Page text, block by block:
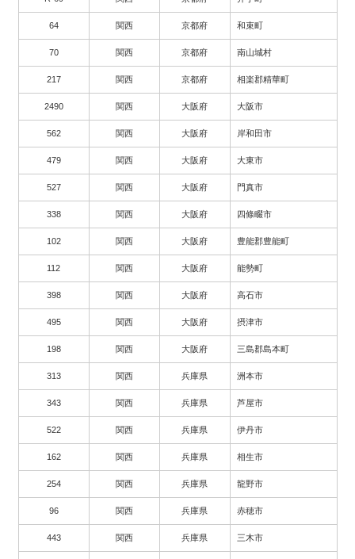
64 関西 京都府 和束町
70 関西 京都府 南山城村
217 関西 京都府 相楽郡精華町
2490 関西 大阪府 大阪市
562 関西 大阪府 岸和田市
479 関西 大阪府 大東市
527 関西 大阪府 門真市
338 関西 大阪府 四條畷市
102 関西 大阪府 豊能郡豊能町
112 関西 大阪府 能勢町
398 関西 大阪府 高石市
495 関西 大阪府 摂津市
198 関西 大阪府 三島郡島本町
313 関西 兵庫県 洲本市
343 関西 兵庫県 芦屋市
522 関西 兵庫県 伊丹市
162 関西 兵庫県 相生市
254 関西 兵庫県 龍野市
96 関西 兵庫県 赤穂市
443 関西 兵庫県 三木市